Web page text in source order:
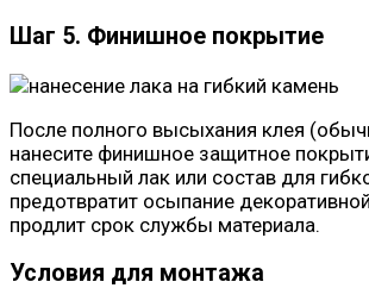
Шаг 5. Финишное покрытие
После полного высыхания клея
нанесите финишное защитное
специальный лак или состав для
предотвратит осыпание
продлит срок службы материала.
Условия для монтажа